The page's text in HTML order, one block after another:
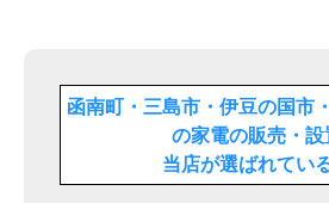
函南町・三島市・伊豆の国市
の家電の販売・
当店が選ばれてい